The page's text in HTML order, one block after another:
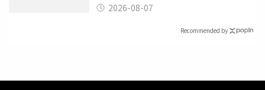
2026-08-07
Recommended by